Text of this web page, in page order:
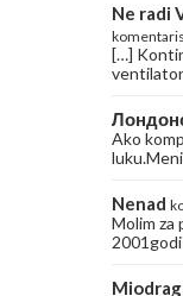
Ne radi
[…]
Ako
Nenad
Molim za
Miodrag